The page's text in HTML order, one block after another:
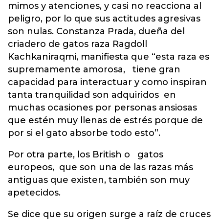
mimos y atenciones, y casi no reacciona al
peligro, por lo que sus actitudes agresivas
son nulas. Constanza Prada, dueña del
criadero de gatos raza Ragdoll
Kachkaniraqmi, manifiesta que “esta raza es
supremamente amorosa, tiene gran
capacidad para interactuar y como inspiran
tanta tranquilidad son adquiridos en
muchas ocasiones por personas ansiosas
que estén muy llenas de estrés porque de
por si el gato absorbe todo esto”.
Por otra parte, los British o gatos
europeos, que son una de las razas más
antiguas que existen, también son muy
apetecidos.
Se dice que su origen surge a raíz de cruces